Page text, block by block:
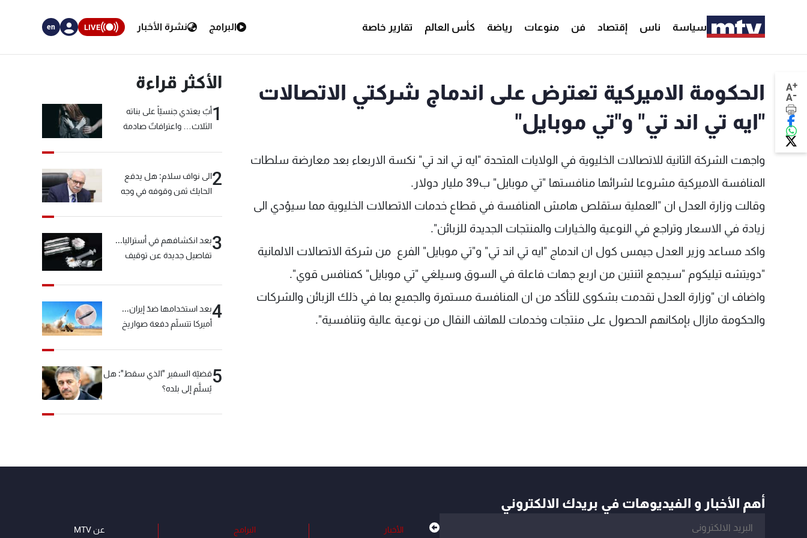
سياسة ناس إقتصاد فن منوعات رياضة كأس العالم تقارير خاصة البرامج نشرة الأخبار LIVE
en
A+
A-
الحكومة الاميركية تعترض على اندماج شركتي الاتصالات
"ايه تي اند تي" و"تي موبايل"
واجهت الشركة الثانية للاتصالات الخليوية في الولايات المتحدة "ايه تي اند تي" نكسة الاربعاء بعد معارضة سلطات
المنافسة الاميركية مشروعا لشرائها منافستها "تي موبايل" ب39 مليار دولار.
وقالت وزارة العدل ان "العملية ستقلص هامش المنافسة في قطاع خدمات الاتصالات الخليوية مما سيؤدي الى
زيادة في الاسعار وتراجع في النوعية والخيارات والمنتجات الجديدة للزبائن".
واكد مساعد وزير العدل جيمس كول ان اندماج "ايه تي اند تي" و"تي موبايل" الفرع من شركة الاتصالات الالمانية
"دويتشه تيليكوم "سيجمع اثنتين من اربع جهات فاعلة في السوق وسيلغي "تي موبايل" كمنافس قوي".
واضاف ان "وزارة العدل تقدمت بشكوى للتأكد من ان المنافسة مستمرة والجميع بما في ذلك الزبائن والشركات
والحكومة مازال بإمكانهم الحصول على منتجات وخدمات للهاتف النقال من نوعية عالية وتنافسية".
الأكثر قراءة
1أبٌ يعتدي جنسيّاً على بناته
الثلاث… واعترافاتٌ صادمة
2الى نواف سلام: هل يدفع
الحايك ثمن وقوفه في وجه
3بعد انكشافهم في أستراليا...
تفاصيل جديدة عن توقيف
4بعد استخدامها ضدّ إيران...
أميركا تتسلّم دفعة صواريخ
5قضيّة السفير "الذي سقط": هل
يُسلَّم إلى بلده؟
أهم الأخبار و الفيديوهات في بريدك الالكتروني
الأخبار
البرامج عن MTV